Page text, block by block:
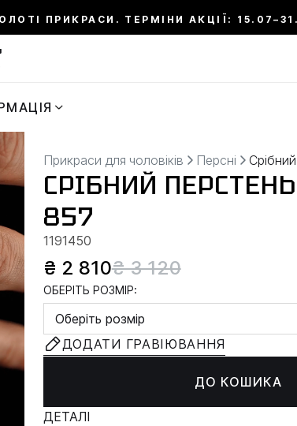
ПРИКРАСИ. ТЕРМІНИ АКЦІЇ:
Прикраси для чоловіків Персні
СРІБНИЙ ПЕРСТЕНЬ
857
1191450
₴ 2 810₴ 3 120
ОБЕРІТЬ РОЗМІР:
Оберіть розмір
ДОДАТИ ГРАВІЮВАННЯ
ДО КОШИКА
ДЕТАЛІ